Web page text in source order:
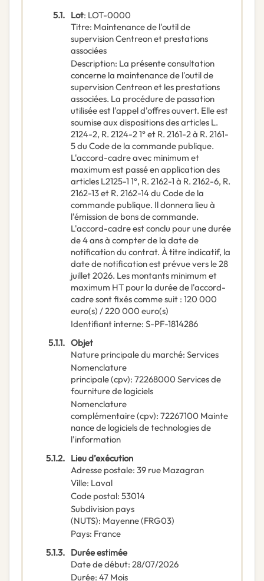
5.1. Lot: LOT-0000
Titre: Maintenance de l'outil de
supervision Centreon et prestations
associées
Description: La présente consultation
concerne la maintenance de l'outil de
supervision Centreon et les prestations
associées. La procédure de passation
utilisée est l'appel d'offres ouvert. Elle est
soumise aux dispositions des articles L.
2124-2, R. 2124-2 1° et R. 2161-2 à R. 2161-
5 du Code de la commande publique.
L'accord-cadre avec minimum et
maximum est passé en application des
articles L2125-1 1°, R. 2162-1 à R. 2162-6, R.
2162-13 et R. 2162-14 du Code de la
commande publique. Il donnera lieu à
l'émission de bons de commande.
L'accord-cadre est conclu pour une durée
de 4 ans à compter de la date de
notification du contrat. À titre indicatif, la
date de notification est prévue vers le 28
juillet 2026. Les montants minimum et
maximum HT pour la durée de l'accord-
cadre sont fixés comme suit : 120 000
euro(s) / 220 000 euro(s)
Identifiant interne: S-PF-1814286
5.1.1. Objet
Nature principale du marché: Services
Nomenclature
principale(cpv): 72268000 Services de
fourniture de logiciels
Nomenclature
complémentaire(cpv): 72267100 Mainte
nance de logiciels de technologies de
l'information
5.1.2. Lieu d’exécution
Adresse postale: 39 rue Mazagran
Ville: Laval
Code postal: 53014
Subdivision pays
(NUTS): Mayenne(FRG03)
Pays: France
5.1.3. Durée estimée
Date de début: 28/07/2026
Durée: 47 Mois